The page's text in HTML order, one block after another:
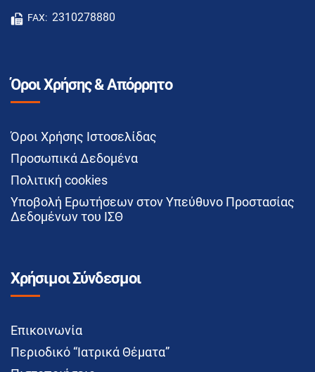
FAX: 2310278880
Όροι Χρήσης & Απόρρητο
Όροι Χρήσης Ιστοσελίδας
Προσωπικά Δεδομένα
Πολιτική cookies
Υποβολή Ερωτήσεων στον Υπεύθυνο Προστασίας
Δεδομένων του ΙΣΘ
Χρήσιμοι Σύνδεσμοι
Επικοινωνία
Περιοδικό “Ιατρικά Θέματα”